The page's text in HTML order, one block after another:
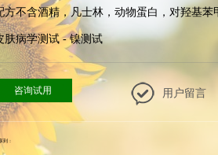
方不含酒精，凡士林，动物蛋白，对羟基
肤病学测试 - 镍测试
咨询试用 用户留言
到：